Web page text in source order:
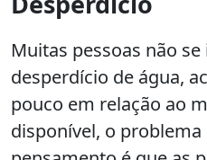
Muitas pessoas não
desperdício de água,
pouco em relação ao
disponível, o